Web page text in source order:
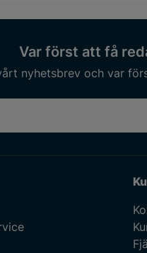
Var först att få
nyhetsbrev och var